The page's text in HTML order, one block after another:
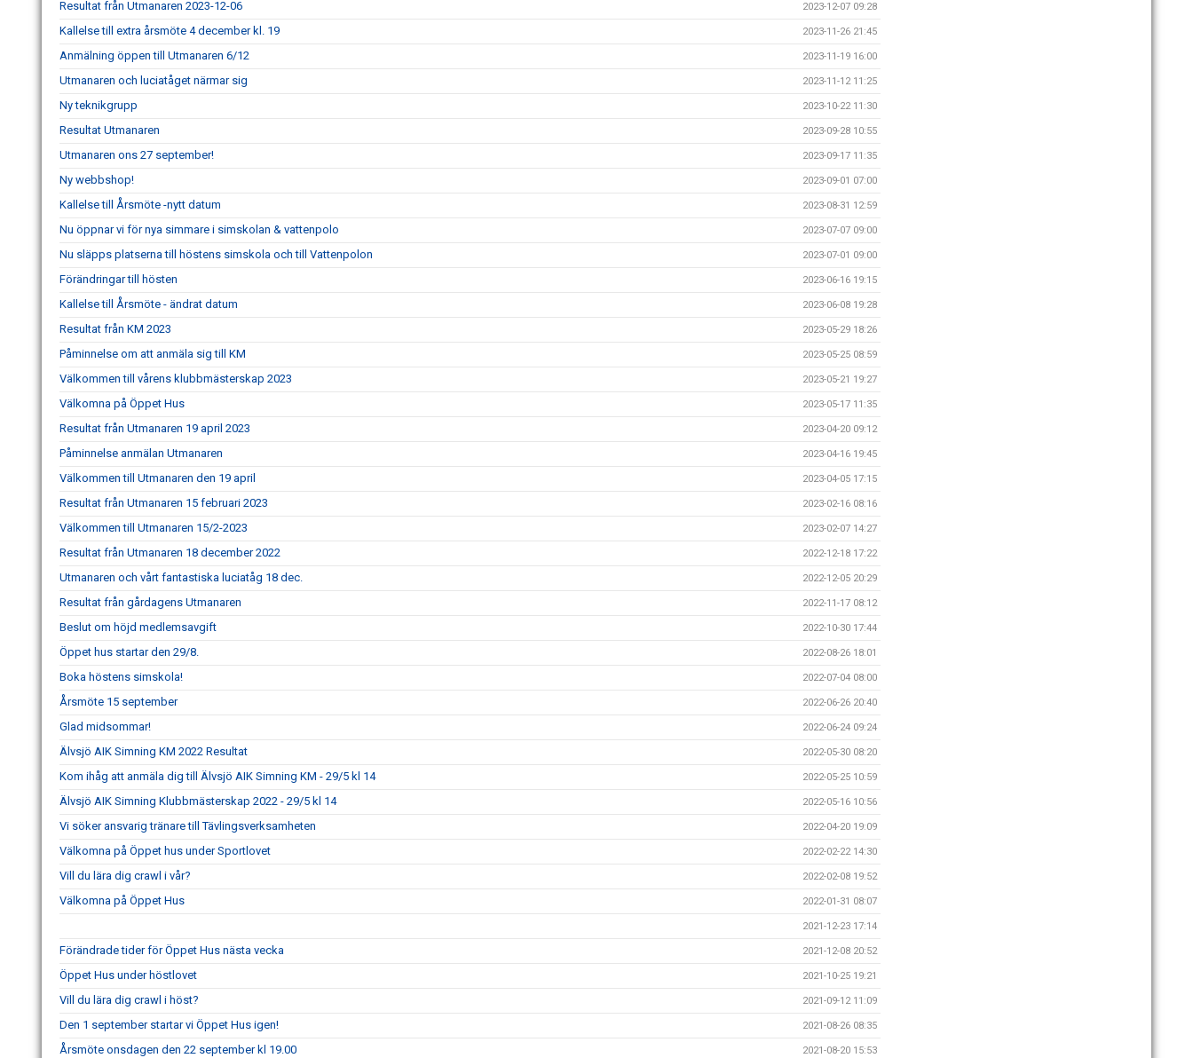
Resultat från Utmanaren 2023-12-06 2023-12-07 09:28
Kallelse till extra årsmöte 4 december kl. 19 2023-11-26 21:45
Anmälning öppen till Utmanaren 6/12 2023-11-19 16:00
Utmanaren och luciatåget närmar sig 2023-11-12 11:25
Ny teknikgrupp 2023-10-22 11:30
Resultat Utmanaren 2023-09-28 10:55
Utmanaren ons 27 september! 2023-09-17 11:35
Ny webbshop! 2023-09-01 07:00
Kallelse till Årsmöte -nytt datum 2023-08-31 12:59
Nu öppnar vi för nya simmare i simskolan & vattenpolo 2023-07-07 09:00
Nu släpps platserna till höstens simskola och till Vattenpolon 2023-07-01 09:00
Förändringar till hösten 2023-06-16 19:15
Kallelse till Årsmöte - ändrat datum 2023-06-08 19:28
Resultat från KM 2023 2023-05-29 18:26
Påminnelse om att anmäla sig till KM 2023-05-25 08:59
Välkommen till vårens klubbmästerskap 2023 2023-05-21 19:27
Välkomna på Öppet Hus 2023-05-17 11:35
Resultat från Utmanaren 19 april 2023 2023-04-20 09:12
Påminnelse anmälan Utmanaren 2023-04-16 19:45
Välkommen till Utmanaren den 19 april 2023-04-05 17:15
Resultat från Utmanaren 15 februari 2023 2023-02-16 08:16
Välkommen till Utmanaren 15/2-2023 2023-02-07 14:27
Resultat från Utmanaren 18 december 2022 2022-12-18 17:22
Utmanaren och vårt fantastiska luciatåg 18 dec. 2022-12-05 20:29
Resultat från gårdagens Utmanaren 2022-11-17 08:12
Beslut om höjd medlemsavgift 2022-10-30 17:44
Öppet hus startar den 29/8. 2022-08-26 18:01
Boka höstens simskola! 2022-07-04 08:00
Årsmöte 15 september 2022-06-26 20:40
Glad midsommar! 2022-06-24 09:24
Älvsjö AIK Simning KM 2022 Resultat 2022-05-30 08:20
Kom ihåg att anmäla dig till Älvsjö AIK Simning KM - 29/5 kl 14 2022-05-25 10:59
Älvsjö AIK Simning Klubbmästerskap 2022 - 29/5 kl 14 2022-05-16 10:56
Vi söker ansvarig tränare till Tävlingsverksamheten 2022-04-20 19:09
Välkomna på Öppet hus under Sportlovet 2022-02-22 14:30
Vill du lära dig crawl i vår? 2022-02-08 19:52
Välkomna på Öppet Hus 2022-01-31 08:07
2021-12-23 17:14
Förändrade tider för Öppet Hus nästa vecka 2021-12-08 20:52
Öppet Hus under höstlovet 2021-10-25 19:21
Vill du lära dig crawl i höst? 2021-09-12 11:09
Den 1 september startar vi Öppet Hus igen! 2021-08-26 08:35
Årsmöte onsdagen den 22 september kl 19.00 2021-08-20 15:53